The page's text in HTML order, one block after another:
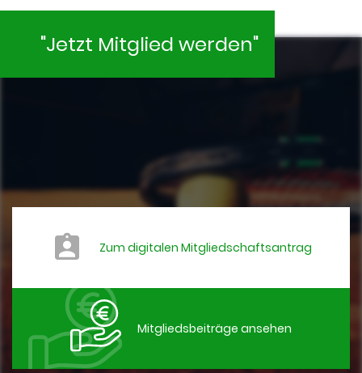
"Jetzt Mitglied werden"
Zum digitalen Mitgliedschaftsantrag
Mitgliedsbeiträge ansehen